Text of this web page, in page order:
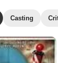
Casting